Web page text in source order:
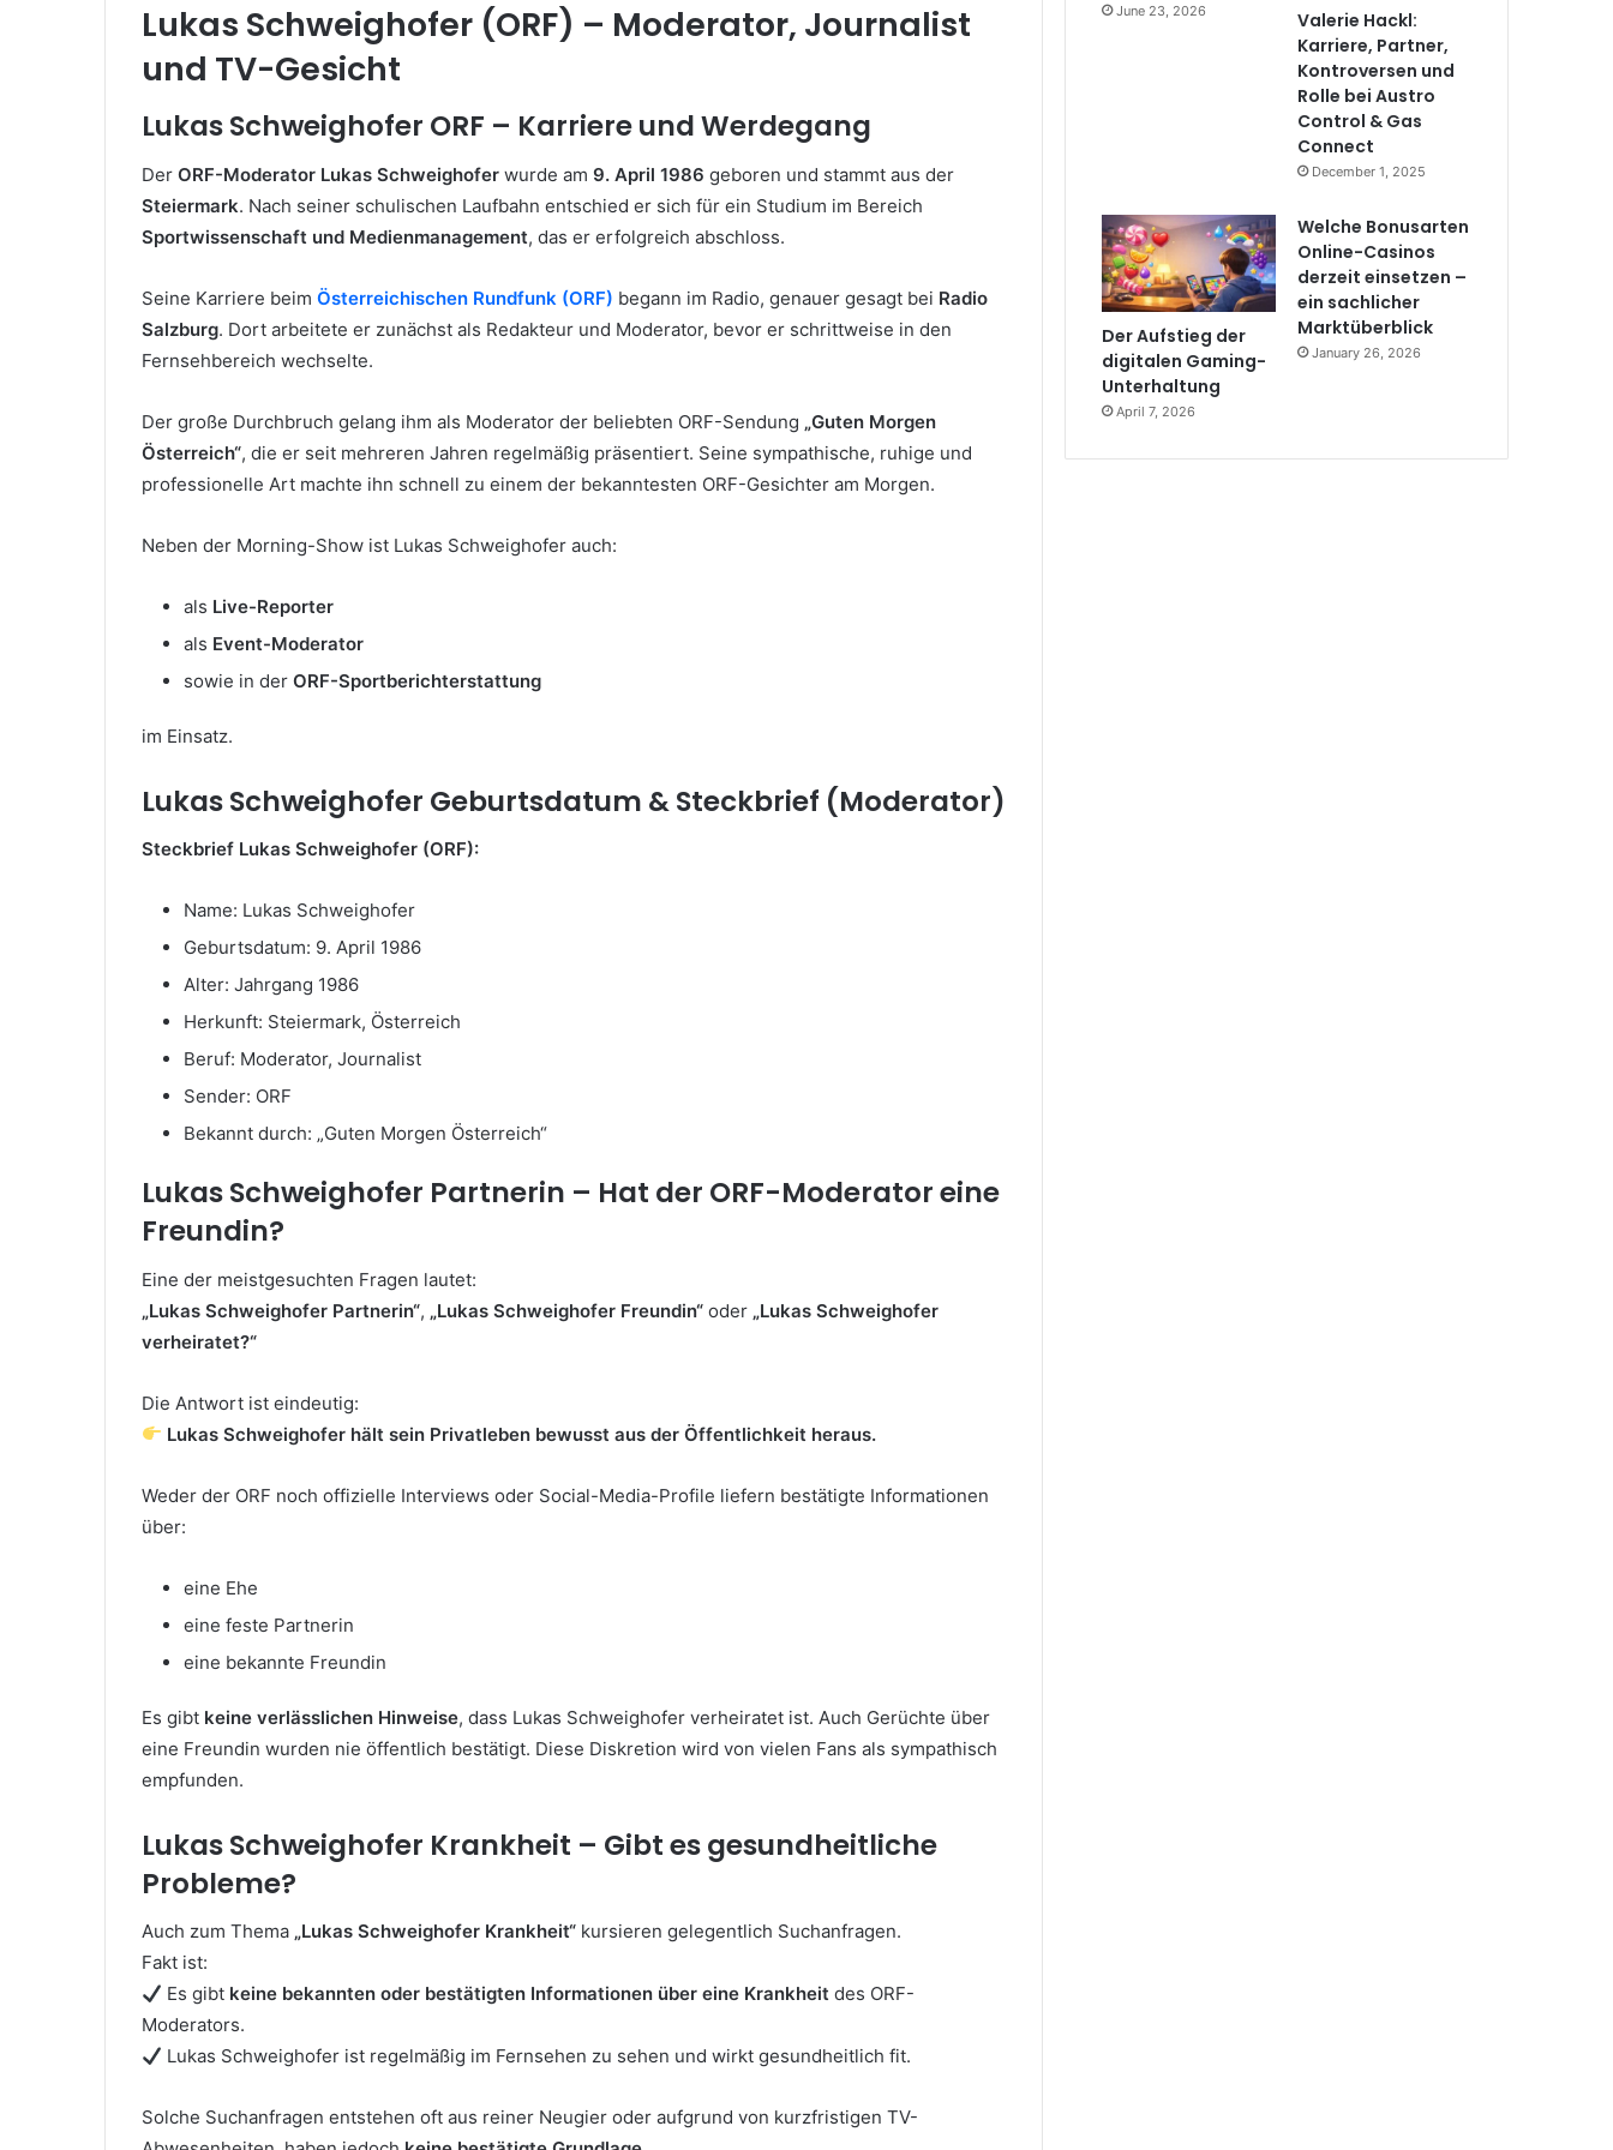
Lukas Schweighofer (ORF) – Moderator, Journalist
und TV-Gesicht
Lukas Schweighofer ORF – Karriere und Werdegang
Der ORF-Moderator Lukas Schweighofer wurde am 9. April 1986 geboren und stammt aus der
Steiermark. Nach seiner schulischen Laufbahn entschied er sich für ein Studium im Bereich
Sportwissenschaft und Medienmanagement, das er erfolgreich abschloss.
Seine Karriere beim Österreichischen Rundfunk (ORF) begann im Radio, genauer gesagt bei Radio
Salzburg. Dort arbeitete er zunächst als Redakteur und Moderator, bevor er schrittweise in den
Fernsehbereich wechselte.
Der große Durchbruch gelang ihm als Moderator der beliebten ORF-Sendung „Guten Morgen
Österreich“, die er seit mehreren Jahren regelmäßig präsentiert. Seine sympathische, ruhige und
professionelle Art machte ihn schnell zu einem der bekanntesten ORF-Gesichter am Morgen.
Neben der Morning-Show ist Lukas Schweighofer auch:
als Live-Reporter
als Event-Moderator
sowie in der ORF-Sportberichterstattung
im Einsatz.
Lukas Schweighofer Geburtsdatum & Steckbrief (Moderator)
Steckbrief Lukas Schweighofer (ORF):
Name: Lukas Schweighofer
Geburtsdatum: 9. April 1986
Alter: Jahrgang 1986
Herkunft: Steiermark, Österreich
Beruf: Moderator, Journalist
Sender: ORF
Bekannt durch: „Guten Morgen Österreich“
Lukas Schweighofer Partnerin – Hat der ORF-Moderator eine
Freundin?
Eine der meistgesuchten Fragen lautet:
„Lukas Schweighofer Partnerin“, „Lukas Schweighofer Freundin“ oder „Lukas Schweighofer
verheiratet?“
Die Antwort ist eindeutig:
Lukas Schweighofer hält sein Privatleben bewusst aus der Öffentlichkeit heraus.
Weder der ORF noch offizielle Interviews oder Social-Media-Profile liefern bestätigte Informationen
über:
eine Ehe
eine feste Partnerin
eine bekannte Freundin
Es gibt keine verlässlichen Hinweise, dass Lukas Schweighofer verheiratet ist. Auch Gerüchte über
eine Freundin wurden nie öffentlich bestätigt. Diese Diskretion wird von vielen Fans als sympathisch
empfunden.
Lukas Schweighofer Krankheit – Gibt es gesundheitliche
Probleme?
Auch zum Thema „Lukas Schweighofer Krankheit“ kursieren gelegentlich Suchanfragen.
Fakt ist:
Es gibt keine bekannten oder bestätigten Informationen über eine Krankheit des ORF-
Moderators.
Lukas Schweighofer ist regelmäßig im Fernsehen zu sehen und wirkt gesundheitlich fit.
Solche Suchanfragen entstehen oft aus reiner Neugier oder aufgrund von kurzfristigen TV-
June 23, 2026
Valerie Hackl:
Karriere, Partner,
Kontroversen und
Rolle bei Austro
Control & Gas
Connect
December 1, 2025
Der Aufstieg der
digitalen Gaming-
Unterhaltung
April 7, 2026
Welche Bonusarten
Online-Casinos
derzeit einsetzen –
ein sachlicher
Marktüberblick
January 26, 2026